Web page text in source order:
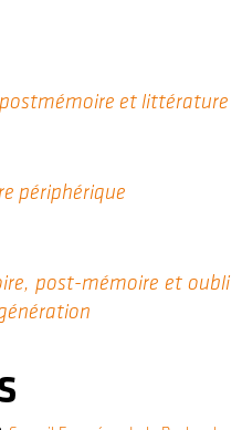
et littérature
périphérique
post-mémoire et oubli